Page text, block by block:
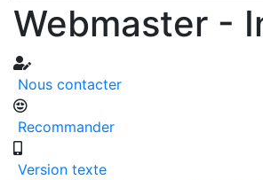
Webmaster -
Nous contacter
Recommander
Version texte